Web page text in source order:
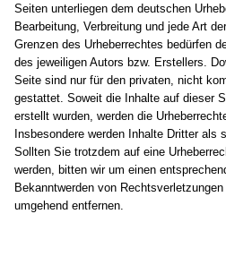
Seiten unterliegen dem deutschen
Bearbeitung, Verbreitung und jede Art
Grenzen des Urheberrechtes bedürfen
des jeweiligen Autors bzw. Erstellers.
Seite sind nur für den privaten, nicht
gestattet. Soweit die Inhalte auf dieser
erstellt wurden, werden die
Insbesondere werden Inhalte Dritter als
Sollten Sie trotzdem auf eine
werden, bitten wir um einen
Bekanntwerden von
umgehend entfernen.